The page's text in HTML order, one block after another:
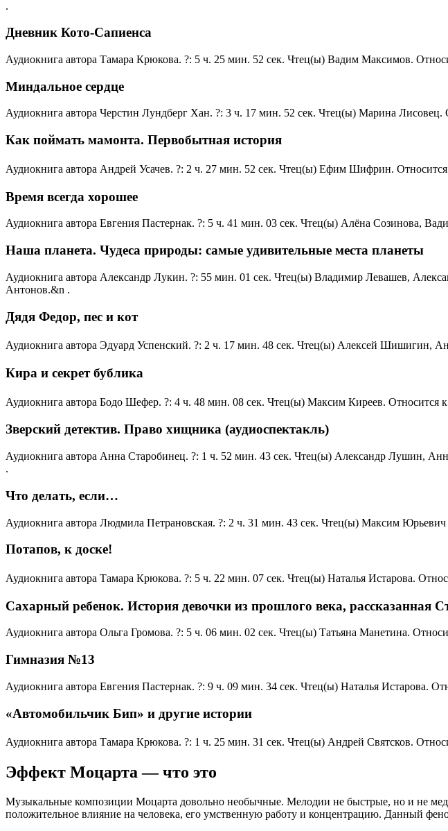
.
Дневник Кото-Сапиенса
Аудиокнига автора Тамара Крюкова. ?: 5 ч. 25 мин. 52 сек. Чтец(ы) Вадим Максимов.
Миндальное сердце
Аудиокнига автора Черстин Лундберг Хан. ?: 3 ч. 17 мин. 52 сек. Чтец(ы) Марина Лисовец.
Как поймать мамонта. Первобытная история
Аудиокнига автора Андрей Усачев. ?: 2 ч. 27 мин. 52 сек. Чтец(ы) Ефим Шифрин. Относится
Время всегда хорошее
Аудиокнига автора Евгения Пастернак. ?: 5 ч. 41 мин. 03 сек. Чтец(ы) Алёна Созинова,
Наша планета. Чудеса природы: самые удивительные места планеты
Аудиокнига автора Александр Лукин. ?: 55 мин. 01 сек. Чтец(ы) Владимир Левашев,
Антонов.&n .
Дядя Федор, пес и кот
Аудиокнига автора Эдуард Успенский. ?: 2 ч. 17 мин. 48 сек. Чтец(ы) Алексей Шишигин,
Кира и секрет бублика
Аудиокнига автора Бодо Шефер. ?: 4 ч. 48 мин. 08 сек. Чтец(ы) Максим Киреев. Относится
Зверский детектив. Право хищника (аудиоспектакль)
Аудиокнига автора Анна Старобинец. ?: 1 ч. 52 мин. 43 сек. Чтец(ы) Александр Лушин,
.
Что делать, если…
Аудиокнига автора Людмила Петрановская. ?: 2 ч. 31 мин. 43 сек. Чтец(ы) Максим
Потапов, к доске!
Аудиокнига автора Тамара Крюкова. ?: 5 ч. 22 мин. 07 сек. Чтец(ы) Наталья Истарова.
Сахарный ребенок. История девочки из прошлого века, рассказанная
Аудиокнига автора Ольга Громова. ?: 5 ч. 06 мин. 02 сек. Чтец(ы) Татьяна Манетина.
Гимназия №13
Аудиокнига автора Евгения Пастернак. ?: 9 ч. 09 мин. 34 сек. Чтец(ы) Наталья Истарова.
«Автомобильчик Бип» и другие истории
Аудиокнига автора Тамара Крюкова. ?: 1 ч. 25 мин. 31 сек. Чтец(ы) Андрей Святсков.
Эффект Моцарта — что это
Музыкальные композиции Моцарта довольно необычные. Мелодии не быстрые, но и не
положительное влияние на человека, его умственную работу и концентрацию. Данный